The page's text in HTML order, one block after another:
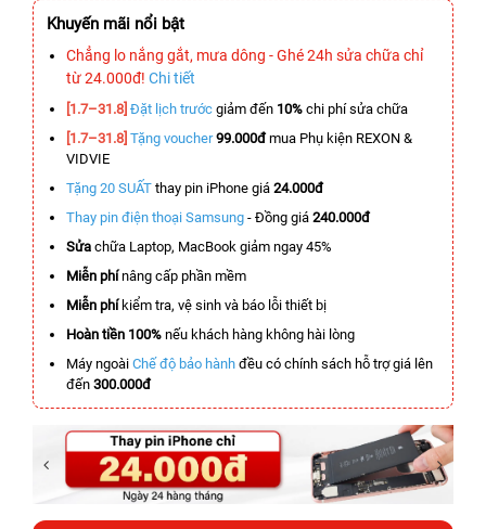
Khuyến mãi nổi bật
Chẳng lo nắng gắt, mưa dông - Ghé 24h sửa chữa chỉ
từ 24.000đ! Chi tiết
[1.7–31.8] Đặt lịch trước giảm đến 10% chi phí sửa chữa
[1.7–31.8] Tặng voucher 99.000đmua Phụ kiện REXON &
VIDVIE
Tặng 20 SUẤT thay pin iPhone giá 24.000đ
Thay pin điện thoại Samsung - Đồng giá 240.000đ
Sửa chữa Laptop, MacBook giảm ngay 45%
Miễn phínâng cấp phần mềm
Miễn phíkiểm tra, vệ sinh và báo lỗi thiết bị
Hoàn tiền 100% nếu khách hàng không hài lòng
Máy ngoài Chế độ bảo hành đều có chính sách hỗ trợ giá lên
đến 300.000đ